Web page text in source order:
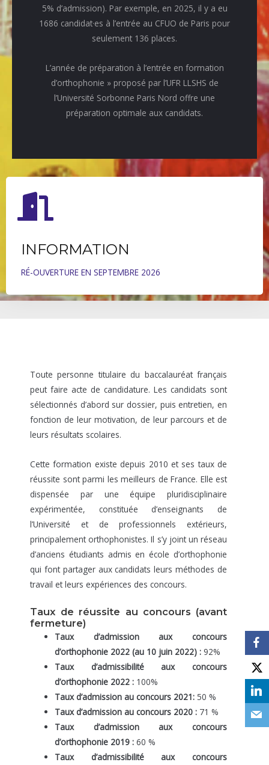
5% d’admission). Par exemple, en 2025, il y a eu
1686 candidat·es à l’entrée au CFUO de Paris pour
seulement 136 places.
L’année de préparation à l’entrée en formation
d’orthophonie » proposé par l’UFR LLSHS de
l’Université Sorbonne Paris Nord offre une
préparation optimale aux candidats.
INFORMATION
RÉ-OUVERTURE EN SEPTEMBRE 2026
Toute personne titulaire du baccalauréat français
peut faire acte de candidature. Les candidats sont
sélectionnés d’abord sur dossier, puis entretien, en
fonction de leur motivation, de leur parcours et de
leurs résultats scolaires.
Cette formation existe depuis 2010 et ses taux de
réussite sont parmi les meilleurs de France. Elle est
dispensée par une équipe pluridisciplinaire
expérimentée, constituée d’enseignants de
l’Université et de professionnels extérieurs,
principalement orthophonistes. Il s’y joint un réseau
d’anciens étudiants admis en école d’orthophonie
qui font partager aux candidats leurs méthodes de
travail et leurs expériences des concours.
Taux de réussite au concours (avant
fermeture)
Taux d’admission aux concours
d’orthophonie 2022 (au 10 juin 2022) : 92%
Taux d’admissibilité aux concours
d’orthophonie 2022 : 100%
Taux d’admission au concours 2021: 50 %
Taux d’admission au concours 2020 : 71 %
Taux d’admission aux concours
d’orthophonie 2019 : 60 %
Taux d’admissibilité aux concours